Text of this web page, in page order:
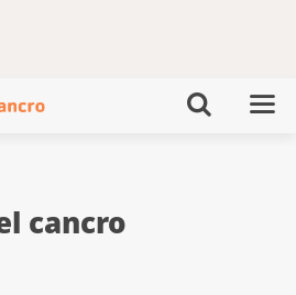
cancro